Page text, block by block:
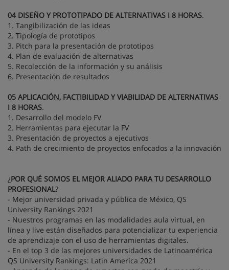
04 DISEÑO Y PROTOTIPADO DE ALTERNATIVAS I 8 HORAS.
1. Tangibilización de las ideas
2. Tipología de prototipos
3. Pitch para la presentación de prototipos
4. Plan de evaluación de alternativas
5. Recolección de la información y su análisis
6. Presentación de resultados
05 APLICACIÓN, FACTIBILIDAD Y VIABILIDAD DE ALTERNATIVAS
I 8 HORAS.
1. Desarrollo del modelo FV
2. Herramientas para ejecutar la FV
3. Presentación de proyectos a ejecutivos
4. Path de crecimiento de proyectos enfocados a la innovación
¿POR QUÉ SOMOS EL MEJOR ALIADO PARA TU DESARROLLO
PROFESIONAL?
- Mejor universidad privada y pública de México, QS
University Rankings 2021
- Nuestros programas en las modalidades aula virtual, en
línea y live están diseñados para potencializar tu experiencia
de aprendizaje con el uso de herramientas digitales.
- En el top 3 de las mejores universidades de Latinoamérica
QS University Rankings: Latin America 2021